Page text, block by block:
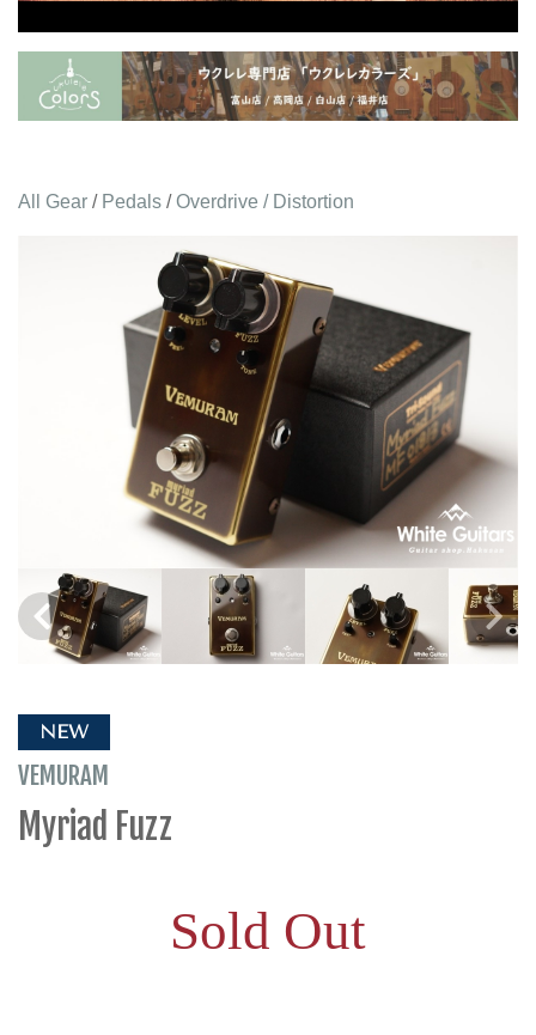
All Gear / Pedals /Overdrive / Distortion
NEW
VEMURAM
Myriad Fuzz
Sold Out